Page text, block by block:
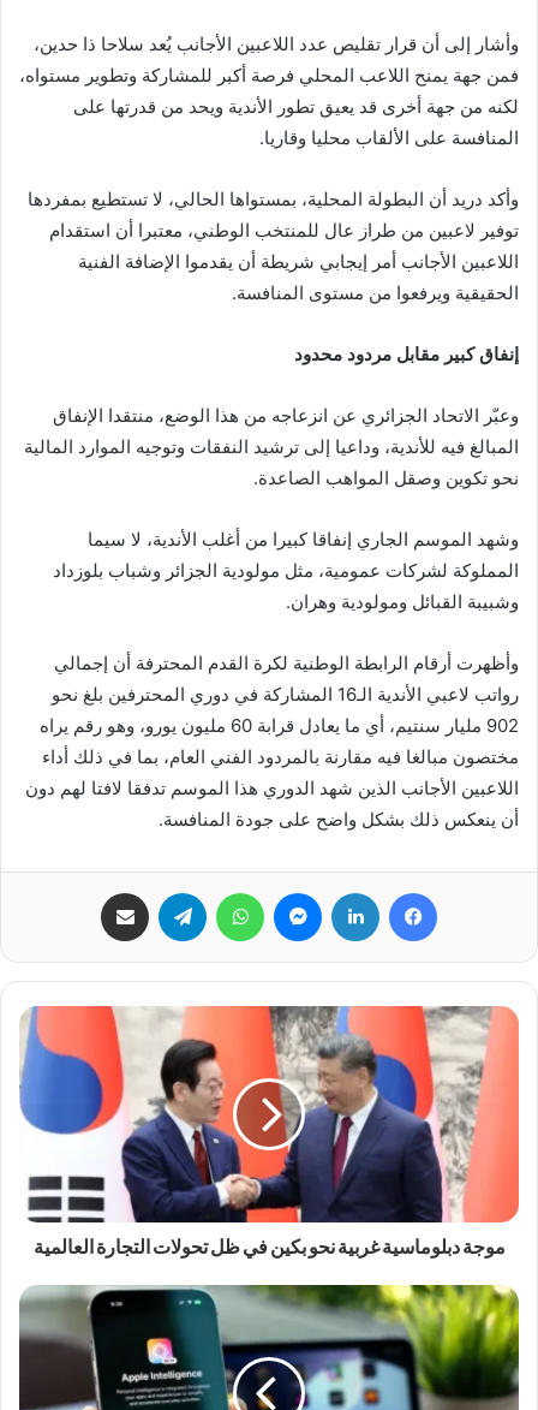
وأشار إلى أن قرار تقليص عدد اللاعبين الأجانب يُعد سلاحا ذا حدين،
فمن جهة يمنح اللاعب المحلي فرصة أكبر للمشاركة وتطوير مستواه،
لكنه من جهة أخرى قد يعيق تطور الأندية ويحد من قدرتها على
المنافسة على الألقاب محليا وقاريا.
وأكد دريد أن البطولة المحلية، بمستواها الحالي، لا تستطيع بمفردها
توفير لاعبين من طراز عال للمنتخب الوطني، معتبرا أن استقدام
اللاعبين الأجانب أمر إيجابي شريطة أن يقدموا الإضافة الفنية
الحقيقية ويرفعوا من مستوى المنافسة.
إنفاق كبير مقابل مردود محدود
وعبّر الاتحاد الجزائري عن انزعاجه من هذا الوضع، منتقدا الإنفاق
المبالغ فيه للأندية، وداعيا إلى ترشيد النفقات وتوجيه الموارد المالية
نحو تكوين وصقل المواهب الصاعدة.
وشهد الموسم الجاري إنفاقا كبيرا من أغلب الأندية، لا سيما
المملوكة لشركات عمومية، مثل مولودية الجزائر وشباب بلوزداد
وشبيبة القبائل ومولودية وهران.
وأظهرت أرقام الرابطة الوطنية لكرة القدم المحترفة أن إجمالي
رواتب لاعبي الأندية الـ16 المشاركة في دوري المحترفين بلغ نحو
902 مليار سنتيم، أي ما يعادل قرابة 60 مليون يورو، وهو رقم يراه
مختصون مبالغا فيه مقارنة بالمردود الفني العام، بما في ذلك أداء
اللاعبين الأجانب الذين شهد الدوري هذا الموسم تدفقا لافتا لهم دون
أن ينعكس ذلك بشكل واضح على جودة المنافسة.
فيسبوك لينكدإن ماسنجر واتساب تيلقرام
موجة دبلوماسية غربية نحو بكين في ظل تحولات التجارة العالمية